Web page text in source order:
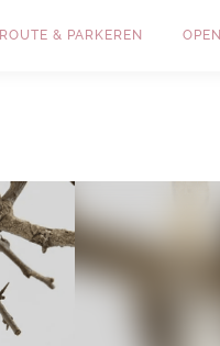
ROUTE & PARKEREN